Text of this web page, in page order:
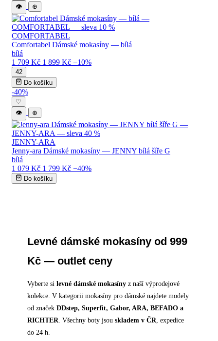
👁
⊕
COMFORTABEL
Comfortabel Dámské mokasíny — bílá
bílá
1 709 Kč 1 899 Kč −10%
42
Do košíku
-40%
♡
👁
⊕
JENNY-ARA
Jenny-ara Dámské mokasíny — JENNY bílá šíře G
bílá
1 079 Kč 1 799 Kč −40%
Do košíku
Levné dámské mokasíny od 999
Kč — outlet ceny
Vyberte si levné dámské mokasíny z naší výprodejové
kolekce. V kategorii mokasíny pro dámské najdete modely
od značek DDstep, Superfit, Gabor, ARA, BEFADO a
RICHTER . Všechny boty jsou skladem v ČR , expedice
do 24 h.